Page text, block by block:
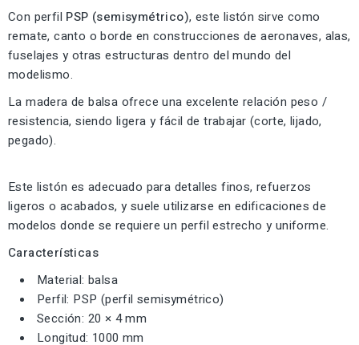
Con perfil PSP (semisymétrico), este listón sirve como
remate, canto o borde en construcciones de aeronaves, alas,
fuselajes y otras estructuras dentro del mundo del
modelismo.
La madera de balsa ofrece una excelente relación peso /
resistencia, siendo ligera y fácil de trabajar (corte, lijado,
pegado).
Este listón es adecuado para detalles finos, refuerzos
ligeros o acabados, y suele utilizarse en edificaciones de
modelos donde se requiere un perfil estrecho y uniforme.
Características
Material: balsa
Perfil: PSP (perfil semisymétrico)
Sección: 20 × 4 mm
Longitud: 1000 mm